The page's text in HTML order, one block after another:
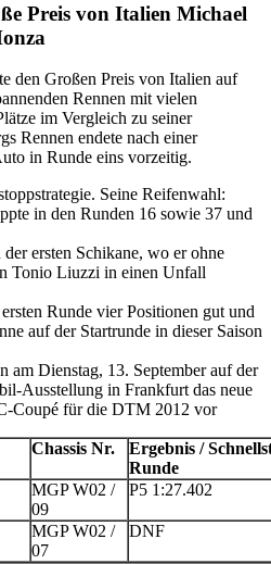
Preis von Italien Michael
den Großen Preis von Italien auf
Rennen mit vielen
im Vergleich zu seiner
Rennen endete nach einer
in Runde eins vorzeitig.
Seine Reifenwahl:
in den Runden 16 sowie 37 und
ersten Schikane, wo er ohne
Tonio Liuzzi in einen Unfall
Runde vier Positionen gut und
auf der Startrunde in dieser Saison
am Dienstag, 13. September auf der
Ausstellung in Frankfurt das neue
Coupé für die DTM 2012 vor
Chassis Nr.
Ergebnis /
Runde
MGP W02 /
09
P5 1:27.402
MGP W02 /
07
DNF